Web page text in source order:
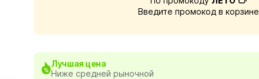
Введите промокод в корзине
Лучшая цена
Ниже средней рыночной